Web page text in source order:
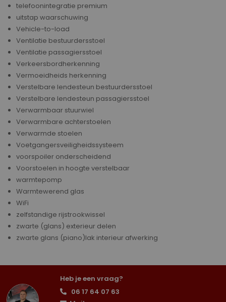
telefoonintegratie premium
uitstap waarschuwing
Vehicle-to-load
Ventilatie bestuurdersstoel
Ventilatie passagiersstoel
Verkeersbordherkenning
Vermoeidheids herkenning
Verstelbare lendesteun bestuurdersstoel
Verstelbare lendesteun passagiersstoel
Verwarmbaar stuurwiel
Verwarmbare achterstoelen
Verwarmde stoelen
Voetgangersveiligheidssysteem
voorspoiler onderscheidend
Voorstoelen in hoogte verstelbaar
warmtepomp
Warmtewerend glas
WiFi
zelfstandige rijstrookwissel
zwarte (glans) exterieur delen
zwarte glans (piano)lak interieur afwerking
Heb je een vraag?
06 17 64 07 63